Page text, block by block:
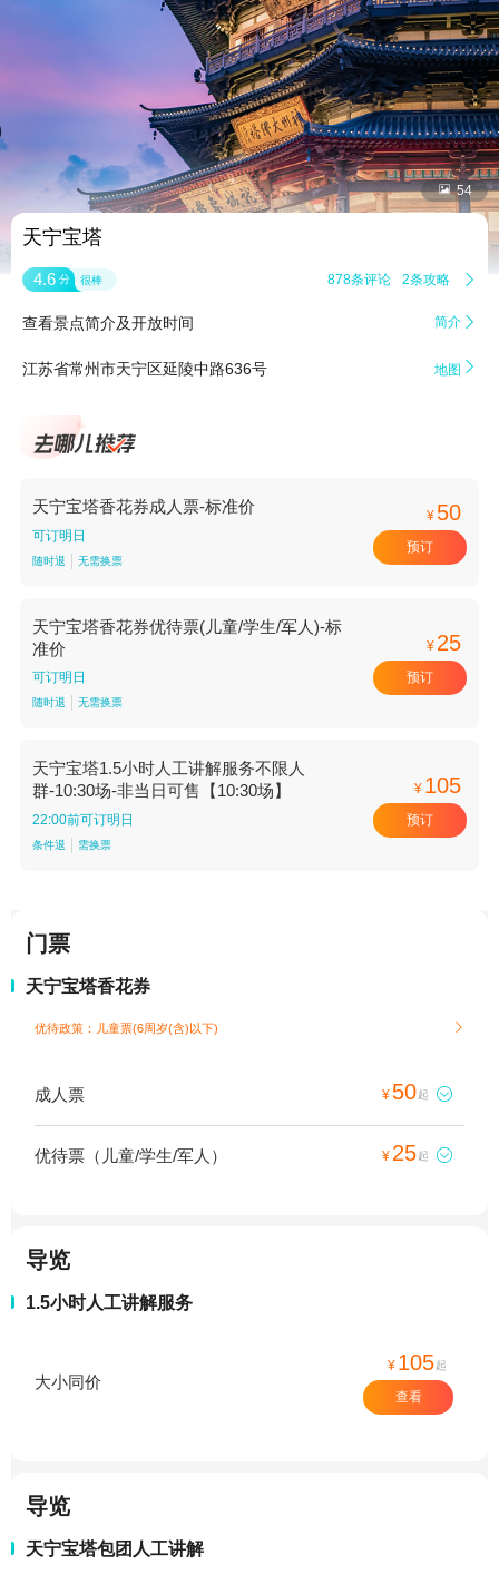
 54
天宁宝塔
4.6 分 很棒 878条评论 2条攻略 
查看景点简介及开放时间 简介 
江苏省常州市天宁区延陵中路636号 地图 
天宁宝塔香花券成人票-标准价
可订明日
随时退 无需换票
¥ 50
预订
天宁宝塔香花券优待票(儿童/学生/军人)-标
准价
可订明日
随时退 无需换票
¥ 25
预订
天宁宝塔1.5小时人工讲解服务不限人
群-10:30场-非当日可售【10:30场】
22:00前可订明日
条件退 需换票
¥ 105
预订
门票
天宁宝塔香花券
优待政策：儿童票(6周岁(含)以下) 
成人票 ¥ 50起 
优待票（儿童/学生/军人） ¥ 25起 
导览
1.5小时人工讲解服务
大小同价
¥ 105起
查看
导览
天宁宝塔包团人工讲解